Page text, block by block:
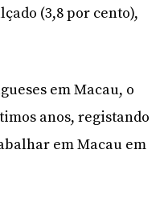
(3,8 por cento),
em Macau, o
anos, registando
em Macau em